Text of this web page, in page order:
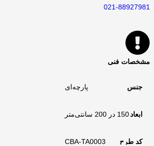
021-88927981
مشخصات فنی
جنس پارچه‌ای
ابعاد150 در 200 سانتی‌متر
کد طرح CBA-TA0003